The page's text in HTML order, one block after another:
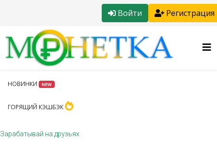
Войти Регистрация
НОВИНКИ NEW
ГОРЯЩИЙ КЭШБЭК
Зарабатывай на друзьях